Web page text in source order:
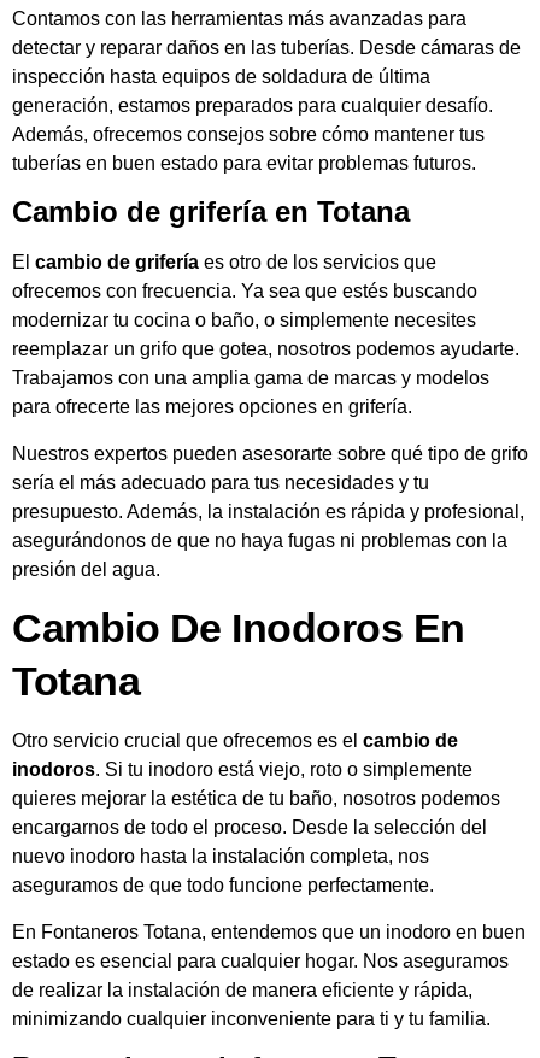
Contamos con las herramientas más avanzadas para
detectar y reparar daños en las tuberías. Desde cámaras de
inspección hasta equipos de soldadura de última
generación, estamos preparados para cualquier desafío.
Además, ofrecemos consejos sobre cómo mantener tus
tuberías en buen estado para evitar problemas futuros.
Cambio de grifería en Totana
El cambio de grifería es otro de los servicios que
ofrecemos con frecuencia. Ya sea que estés buscando
modernizar tu cocina o baño, o simplemente necesites
reemplazar un grifo que gotea, nosotros podemos ayudarte.
Trabajamos con una amplia gama de marcas y modelos
para ofrecerte las mejores opciones en grifería.
Nuestros expertos pueden asesorarte sobre qué tipo de grifo
sería el más adecuado para tus necesidades y tu
presupuesto. Además, la instalación es rápida y profesional,
asegurándonos de que no haya fugas ni problemas con la
presión del agua.
Cambio De Inodoros En
Totana
Otro servicio crucial que ofrecemos es el cambio de
inodoros. Si tu inodoro está viejo, roto o simplemente
quieres mejorar la estética de tu baño, nosotros podemos
encargarnos de todo el proceso. Desde la selección del
nuevo inodoro hasta la instalación completa, nos
aseguramos de que todo funcione perfectamente.
En Fontaneros Totana, entendemos que un inodoro en buen
estado es esencial para cualquier hogar. Nos aseguramos
de realizar la instalación de manera eficiente y rápida,
minimizando cualquier inconveniente para ti y tu familia.